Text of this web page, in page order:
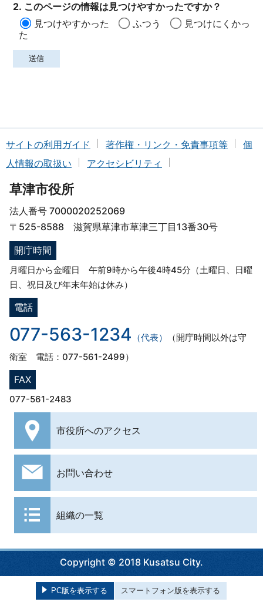
2. このページの情報は見つけやすかったですか？
見つけやすかった
ふつう
見つけにくかっ
た
サイトの利用ガイド 著作権・リンク・免責事項等
個
人情報の取扱い
アクセシビリティ
草津市役所
法人番号 7000020252069
〒525-8588 滋賀県草津市草津三丁目13番30号
開庁時間
月曜日から金曜日 午前9時から午後4時45分（土曜日、日曜
日、祝日及び年末年始は休み）
電話
077-563-1234 （代表）
（開庁時間以外は守
衛室 電話：077-561-2499）
FAX
077-561-2483
市役所へのアクセス
お問い合わせ
組織の一覧
Copyright © 2018 Kusatsu City.
PC版を表示する スマートフォン版を表示する